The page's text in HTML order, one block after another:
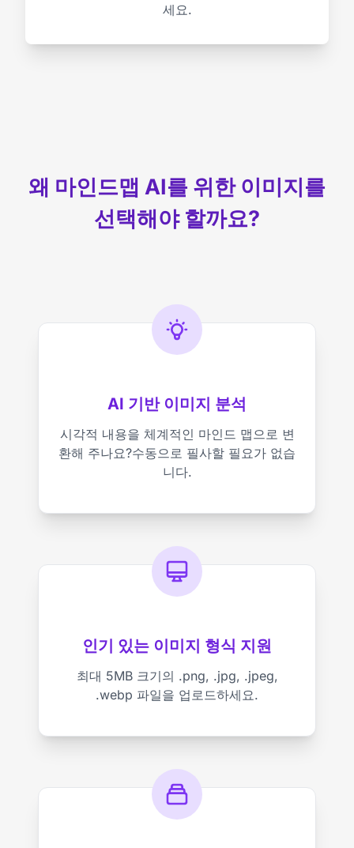
세요.
왜 마인드맵 AI를 위한 이미지를
선택해야 할까요?
AI 기반 이미지 분석
시각적 내용을 체계적인 마인드 맵으로 변
환해 주나요?수동으로 필사할 필요가 없습
니다.
인기 있는 이미지 형식 지원
최대 5MB 크기의 .png, .jpg, .jpeg,
.webp 파일을 업로드하세요.